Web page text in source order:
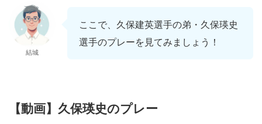
結城
ここで、久保建英選手の弟・久保瑛史
選手のプレーを見てみましょう！
【動画】久保瑛史のプレー